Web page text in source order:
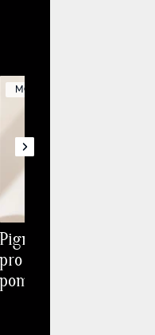
MÓDA A KRÁSA
Pigmentové skvrny
pro ženy 50+: SPF
pomůže ale prevence